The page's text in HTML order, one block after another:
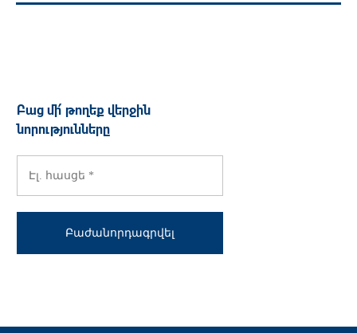
Բաց մի՛ թողեք վերջին
նորությունները